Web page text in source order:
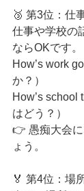
🥉 第3位：仕
仕事や学校の
ならOKです。
How’s work
か？）
How’s school
はどう？）
👉 愚痴大会
ょう。
🏅 第4位：場